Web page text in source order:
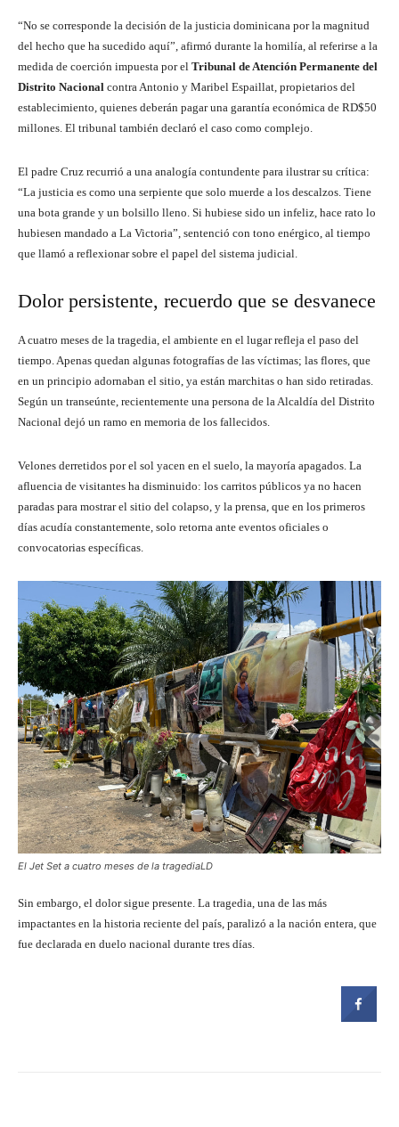
“No se corresponde la decisión de la justicia dominicana por la magnitud
del hecho que ha sucedido aquí”, afirmó durante la homilía, al referirse a la
medida de coerción impuesta por el Tribunal de Atención Permanente del
Distrito Nacional contra Antonio y Maribel Espaillat, propietarios del
establecimiento, quienes deberán pagar una garantía económica de RD$50
millones. El tribunal también declaró el caso como complejo.
El padre Cruz recurrió a una analogía contundente para ilustrar su crítica:
“La justicia es como una serpiente que solo muerde a los descalzos. Tiene
una bota grande y un bolsillo lleno. Si hubiese sido un infeliz, hace rato lo
hubiesen mandado a La Victoria”, sentenció con tono enérgico, al tiempo
que llamó a reflexionar sobre el papel del sistema judicial.
Dolor persistente, recuerdo que se desvanece
A cuatro meses de la tragedia, el ambiente en el lugar refleja el paso del
tiempo. Apenas quedan algunas fotografías de las víctimas; las flores, que
en un principio adornaban el sitio, ya están marchitas o han sido retiradas.
Según un transeúnte, recientemente una persona de la Alcaldía del Distrito
Nacional dejó un ramo en memoria de los fallecidos.
Velones derretidos por el sol yacen en el suelo, la mayoría apagados. La
afluencia de visitantes ha disminuido: los carritos públicos ya no hacen
paradas para mostrar el sitio del colapso, y la prensa, que en los primeros
días acudía constantemente, solo retorna ante eventos oficiales o
convocatorias específicas.
El Jet Set a cuatro meses de la tragediaLD
Sin embargo, el dolor sigue presente. La tragedia, una de las más
impactantes en la historia reciente del país, paralizó a la nación entera, que
fue declarada en duelo nacional durante tres días.